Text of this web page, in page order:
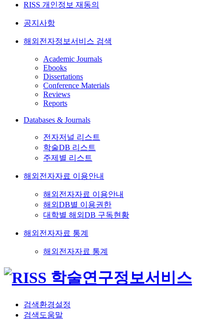
RISS 개인정보 재동의
공지사항
해외전자정보서비스 검색
Academic Journals
Ebooks
Dissertations
Conference Materials
Reviews
Reports
Databases & Journals
전자저널 리스트
학술DB 리스트
주제별 리스트
해외전자자료 이용안내
해외전자자료 이용안내
해외DB별 이용권한
대학별 해외DB 구독현황
해외전자자료 통계
해외전자자료 통계
검색환경설정
검색도움말